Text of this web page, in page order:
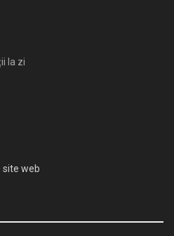
la zi
site web